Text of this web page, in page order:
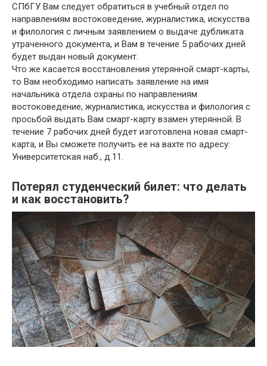
СПбГУ Вам следует обратиться в учебный отдел по
направлениям востоковедение, журналистика, искусства
и филология с личным заявлением о выдаче дубликата
утраченного документа, и Вам в течение 5 рабочих дней
будет выдан новый документ.
Что же касается восстановления утерянной смарт-карты,
то Вам необходимо написать заявление на имя
начальника отдела охраны по направлениям
востоковедение, журналистика, искусства и филология с
просьбой выдать Вам смарт-карту взамен утерянной. В
течение 7 рабочих дней будет изготовлена новая смарт-
карта, и Вы сможете получить ее на вахте по адресу:
Университетская наб., д.11.
Потерял студенческий билет: что делать
и как восстановить?